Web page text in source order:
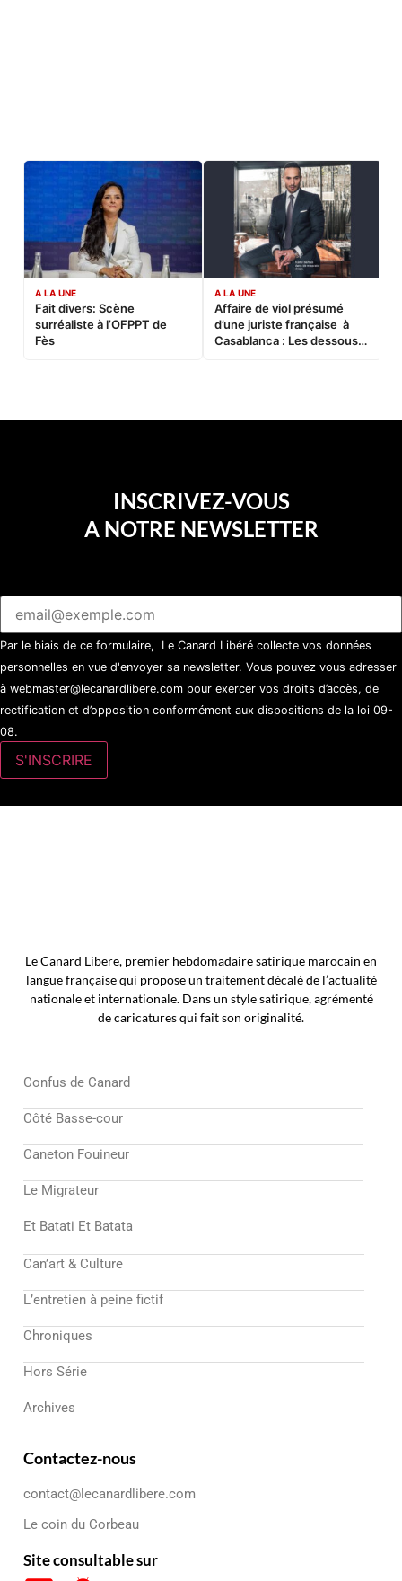
A LA UNE
Fait divers: Scène
surréaliste à l’OFPPT de
Fès
A LA UNE
Affaire de viol présumé
d’une juriste française à
Casablanca : Les dessous
INSCRIVEZ-VOUS
A NOTRE NEWSLETTER
Par le biais de ce formulaire, Le Canard Libéré collecte vos données
personnelles en vue d'envoyer sa newsletter. Vous pouvez vous adresser
à webmaster@lecanardlibere.com pour exercer vos droits d’accès, de
rectification et d’opposition conformément aux dispositions de la loi 09-
08.
Le Canard Libere, premier hebdomadaire satirique marocain en
langue française qui propose un traitement décalé de l’actualité
nationale et internationale. Dans un style satirique, agrémenté
de caricatures qui fait son originalité.
Confus de Canard
Côté Basse-cour
Caneton Fouineur
Le Migrateur
Et Batati Et Batata
Can’art & Culture
L’entretien à peine fictif
Chroniques
Hors Série
Archives
Contactez-nous
contact@lecanardlibere.com
Le coin du Corbeau
Site consultable sur